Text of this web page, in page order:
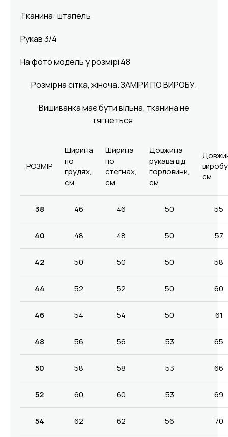
Тканина: штапель
Рукав 3/4
На фото модель у розмірі 48
Розмірна сітка, жіноча. ЗАМІРИ ПО ВИРОБУ.
Вишиванка має бути вільна, тканина не
тягнеться.
РОЗМІР
Ширина
по
грудях,
см
Ширина
по
стегнах,
см
Довжина
рукава від
горловини,
см
см
38 46 46 50 55
40 48 48 50 57
42 50 50 50 58
44 52 52 50 60
46 54 54 50 61
48 56 56 53 65
50 58 58 53 66
52 60 60 53 69
54 62 62 56 70